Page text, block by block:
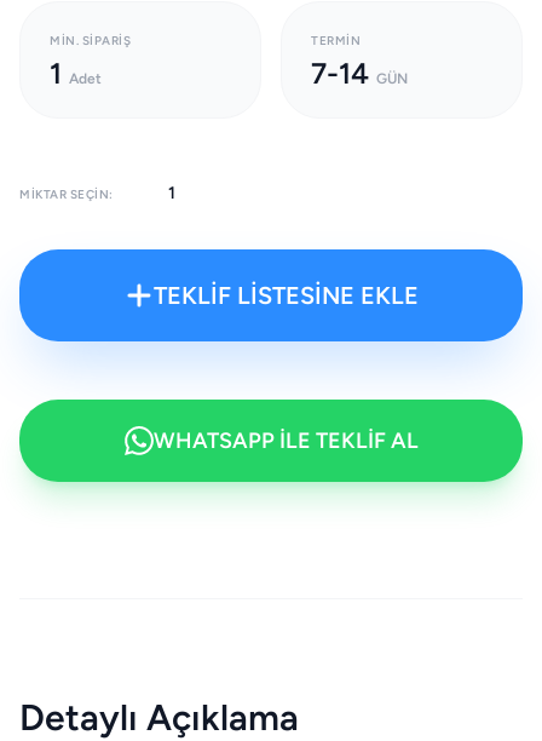
MIN. SIPARIŞ
1 Adet
TERMIN
7-14 GÜN
MIKTAR SEÇIN:
TEKLİF LİSTESİNE EKLE
WHATSAPP İLE TEKLİF AL
Detaylı Açıklama